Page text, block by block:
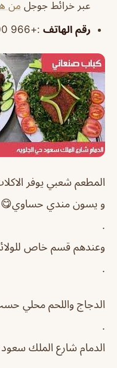
عبر خرائط جوجل من
رقم الهاتف :+966 9200 06509
المطعم شعبي يوفر
و يسون مندي
.
وعندهم قسم خاص
.
الدجاج واللحم محلي
.
الدمام شارع الملك